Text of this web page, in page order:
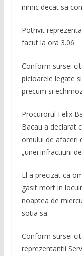
nimic decat sa
Potrivit
facut la ora 3.06.
Conform sursei
picioarele legate
precum si
Procurorul Felix
Bacau a declarat
omului de afaceri
„unei infractiuni
El a precizat ca
gasit mort in
noaptea de
sotia sa.
Conform sursei
reprezentantii